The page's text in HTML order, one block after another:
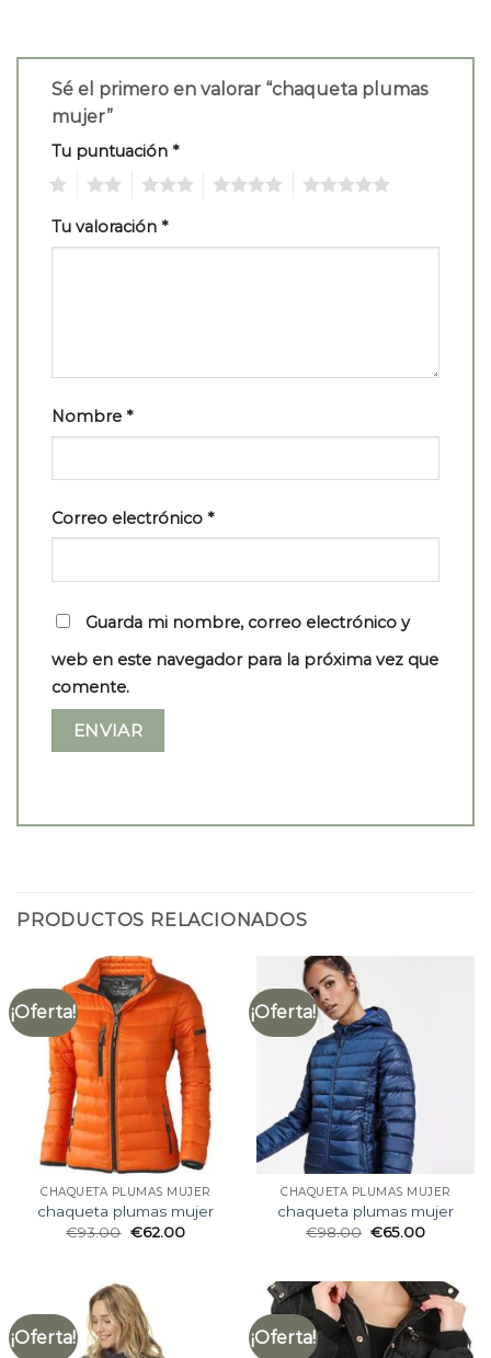
Sé el primero en valorar “chaqueta plumas
mujer”
Tu puntuación *
Tu valoración *
Nombre *
Correo electrónico *
Guarda mi nombre, correo electrónico y
web en este navegador para la próxima vez que
comente.
PRODUCTOS RELACIONADOS
¡Oferta!
CHAQUETA PLUMAS MUJER
chaqueta plumas mujer
€93.00 €62.00
¡Oferta!
CHAQUETA PLUMAS MUJER
chaqueta plumas mujer
€98.00 €65.00
¡Oferta! ¡Oferta!